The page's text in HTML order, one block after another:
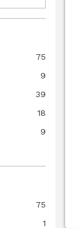
75
9
39
18
9
75
1